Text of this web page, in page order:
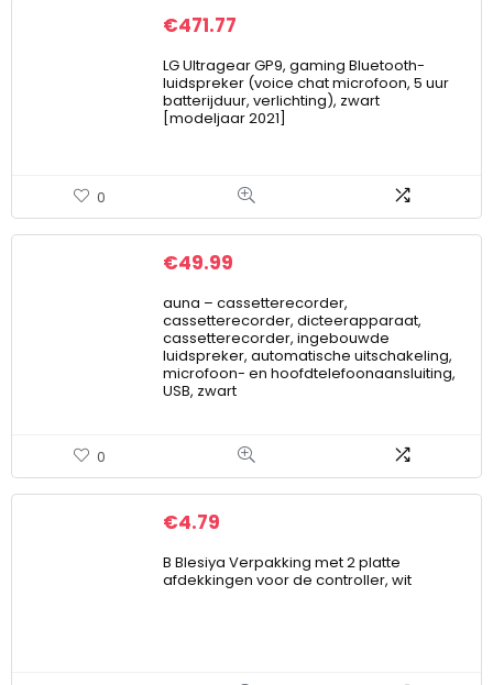
€471.77
LG Ultragear GP9, gaming Bluetooth-
luidspreker (voice chat microfoon, 5 uur
batterijduur, verlichting), zwart
[modeljaar 2021]
0
€49.99
auna – cassetterecorder,
cassetterecorder, dicteerapparaat,
cassetterecorder, ingebouwde
luidspreker, automatische uitschakeling,
microfoon- en hoofdtelefoonaansluiting,
USB, zwart
0
€4.79
B Blesiya Verpakking met 2 platte
afdekkingen voor de controller, wit